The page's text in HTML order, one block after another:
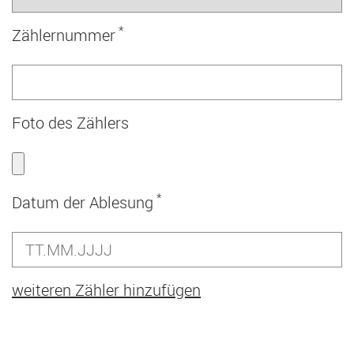
Zählernummer *
Foto des Zählers
Datum der Ablesung *
weiteren Zähler hinzufügen